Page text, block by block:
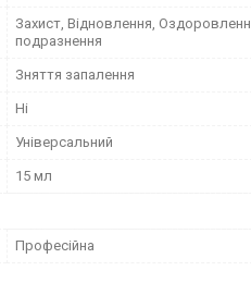
Захист, Відновлення,
подразнення
Зняття запалення
Ні
Універсальний
15 мл
Професійна